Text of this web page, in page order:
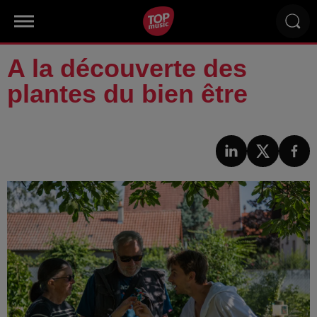
A la découverte des
plantes du bien être